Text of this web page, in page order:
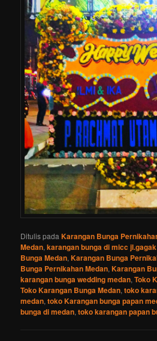
Ditulis pada Karangan Bunga
Medan,karangan bunga di micc
Bunga Medan,Karangan Bunga
Bunga Pernikahan Medan,Karangan
karangan bunga wedding medan,Toko
Toko Karangan Bunga Medan,toko
medan,toko Karangan bunga papan
bunga di medan,toko karangan papan